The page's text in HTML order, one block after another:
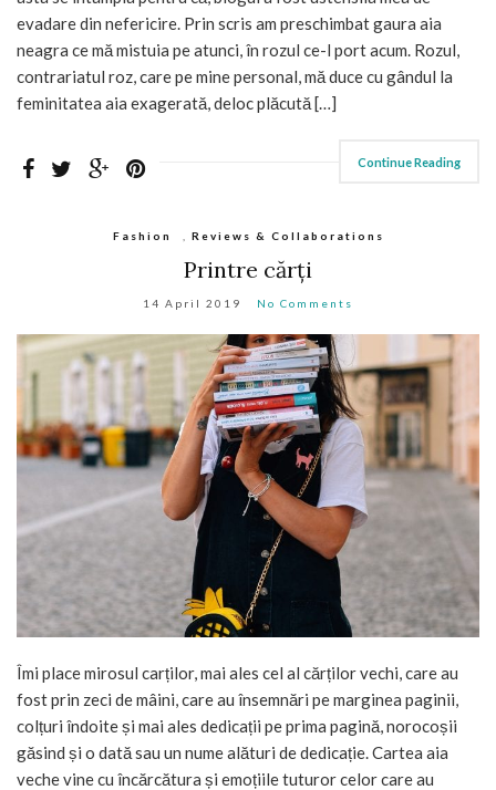
evadare din nefericire. Prin scris am preschimbat gaura aia
neagra ce mă mistuia pe atunci, în rozul ce-l port acum. Rozul,
contrariatul roz, care pe mine personal, mă duce cu gândul la
feminitatea aia exagerată, deloc plăcută […]
Continue Reading
Fashion Reviews & Collaborations
Printre cărți
14 April 2019 No Comments
Îmi place mirosul carților, mai ales cel al cărților vechi, care au
fost prin zeci de mâini, care au însemnări pe marginea paginii,
colțuri îndoite și mai ales dedicații pe prima pagină, norocoșii
găsind și o dată sau un nume alături de dedicație. Cartea aia
veche vine cu încărcătura și emoțiile tuturor celor care au